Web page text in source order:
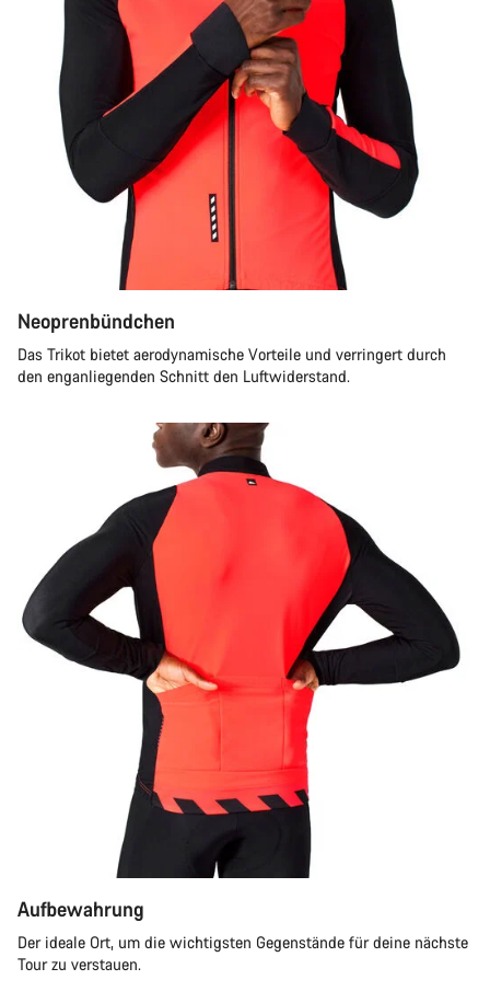
Neoprenbündchen
Das Trikot bietet aerodynamische Vorteile und verringert durch
den enganliegenden Schnitt den Luftwiderstand.
Aufbewahrung
Der ideale Ort, um die wichtigsten Gegenstände für deine nächste
Tour zu verstauen.